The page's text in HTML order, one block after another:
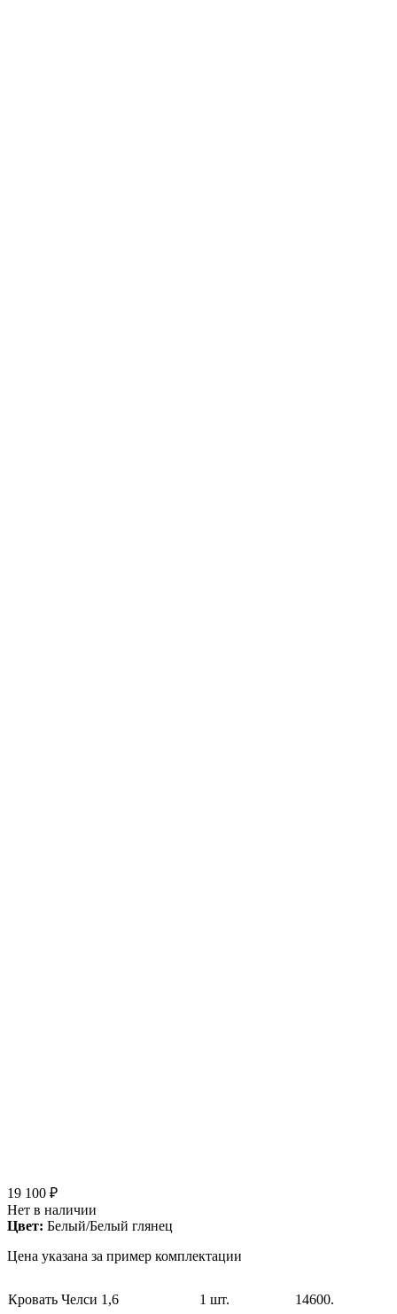
19 100 ₽
Нет в наличии
Цвет: Белый/Белый глянец
Цена указана за пример комплектации
Кровать Челси 1,6 1 шт. 14600.